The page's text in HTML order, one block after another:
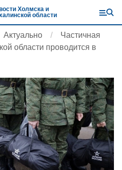
Холмска и
области
Актуально
Частичная
области проводится в